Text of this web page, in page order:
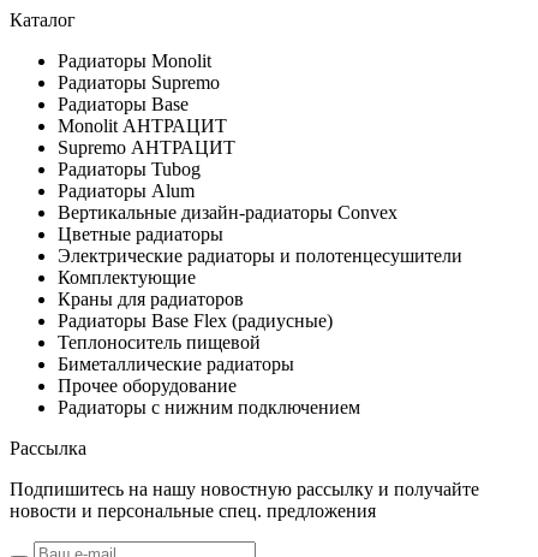
Каталог
Радиаторы Monolit
Радиаторы Supremo
Радиаторы Base
Monolit АНТРАЦИТ
Supremo АНТРАЦИТ
Радиаторы Tubog
Радиаторы Alum
Вертикальные дизайн-радиаторы Convex
Цветные радиаторы
Электрические радиаторы и полотенцесушители
Комплектующие
Краны для радиаторов
Радиаторы Base Flex (радиусные)
Теплоноситель пищевой
Биметаллические радиаторы
Прочее оборудование
Радиаторы с нижним подключением
Рассылка
Подпишитесь на нашу новостную рассылку и получайте
новости и персональные спец. предложения